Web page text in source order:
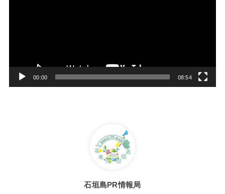
00:00 08:54
石垣島PR情報局